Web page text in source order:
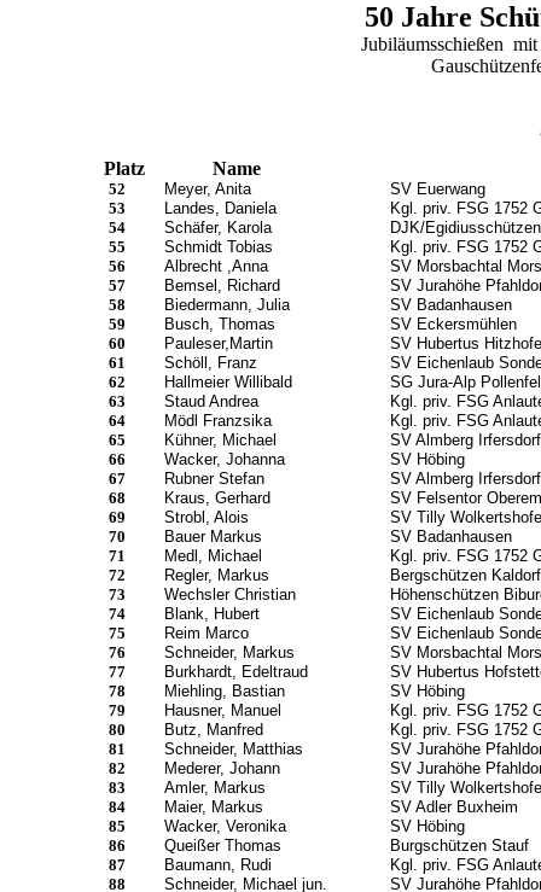
50 Jahre
Jubiläumsschießen mit
Platz Name
52 Meyer, Anita
SV Euerwang
53
Landes, Daniela
Kgl. priv. FSG 1752
54
Schäfer, Karola
DJK/
55
Schmidt Tobias
Kgl. priv. FSG 1752
56
Albrecht ,Anna
SV Morsbachtal
57
Bemsel, Richard
SV Jurahöhe
58
Biedermann, Julia
SV Badanhausen
59
Busch, Thomas
SV Eckersmühlen
60
Pauleser,Martin
SV Hubertus
61
Schöll, Franz
SV Eichenlaub
62
Hallmeier Willibald
SG Jura-Alp
63
Staud Andrea
Kgl. priv. FSG
64
Mödl Franzsika
Kgl. priv. FSG
65
Kühner, Michael
SV Almberg Irfersdorf
66
Wacker, Johanna
SV Höbing
67
Rubner Stefan
SV Almberg Irfersdorf
68
Kraus, Gerhard
SV Felsentor
69
Strobl, Alois
SV Tilly
70
Bauer Markus
SV Badanhausen
71
Medl, Michael
Kgl. priv. FSG 1752
72
Regler, Markus
Bergschützen Kaldorf
73
Wechsler Christian
Höhenschützen
74
Blank, Hubert
SV Eichenlaub
75
Reim Marco
SV Eichenlaub
76
Schneider, Markus
SV Morsbachtal
77
Burkhardt, Edeltraud
SV Hubertus
78
Miehling, Bastian
SV Höbing
79
Hausner, Manuel
Kgl. priv. FSG 1752
80
Butz, Manfred
Kgl. priv. FSG 1752
81
Schneider, Matthias
SV Jurahöhe
82
Mederer, Johann
SV Jurahöhe
83
Amler, Markus
SV Tilly
84
Maier, Markus
SV Adler Buxheim
85
Wacker, Veronika
SV Höbing
86
Queißer Thomas
Burgschützen Stauf
87
Baumann, Rudi
Kgl. priv. FSG
88
Schneider, Michael jun.
SV Jurahöhe